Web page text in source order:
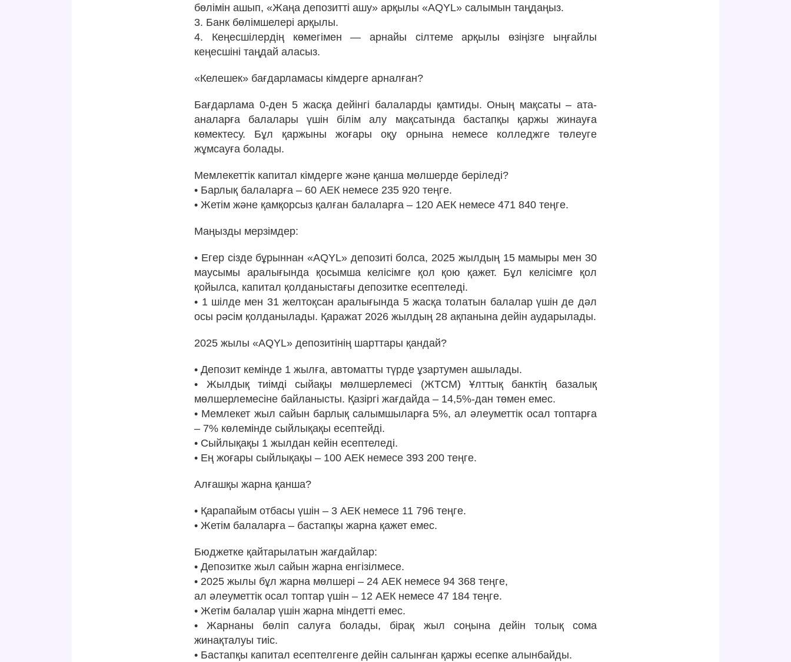
бөлімін ашып, «Жаңа депозитті ашу» арқылы «AQYL» салымын таңдаңыз.
3. Банк бөлімшелері арқылы.
4. Кеңесшілердің көмегімен — арнайы сілтеме арқылы өзіңізге ыңғайлы
кеңесшіні таңдай аласыз.
«Келешек» бағдарламасы кімдерге арналған?
Бағдарлама 0-ден 5 жасқа дейінгі балаларды қамтиды. Оның мақсаты – ата-
аналарға балалары үшін білім алу мақсатында бастапқы қаржы жинауға
көмектесу. Бұл қаржыны жоғары оқу орнына немесе колледжге төлеуге
жұмсауға болады.
Мемлекеттік капитал кімдерге және қанша мөлшерде беріледі?
• Барлық балаларға – 60 АЕК немесе 235 920 теңге.
• Жетім және қамқорсыз қалған балаларға – 120 АЕК немесе 471 840 теңге.
Маңызды мерзімдер:
• Егер сізде бұрыннан «AQYL» депозиті болса, 2025 жылдың 15 мамыры мен 30
маусымы аралығында қосымша келісімге қол қою қажет. Бұл келісімге қол
қойылса, капитал қолданыстағы депозитке есептеледі.
• 1 шілде мен 31 желтоқсан аралығында 5 жасқа толатын балалар үшін де дәл
осы рәсім қолданылады. Қаражат 2026 жылдың 28 ақпанына дейін аударылады.
2025 жылы «AQYL» депозитінің шарттары қандай?
• Депозит кемінде 1 жылға, автоматты түрде ұзартумен ашылады.
• Жылдық тиімді сыйақы мөлшерлемесі (ЖТСМ) Ұлттық банктің базалық
мөлшерлемесіне байланысты. Қазіргі жағдайда – 14,5%-дан төмен емес.
• Мемлекет жыл сайын барлық салымшыларға 5%, ал әлеуметтік осал топтарға
– 7% көлемінде сыйлықақы есептейді.
• Сыйлықақы 1 жылдан кейін есептеледі.
• Ең жоғары сыйлықақы – 100 АЕК немесе 393 200 теңге.
Алғашқы жарна қанша?
• Қарапайым отбасы үшін – 3 АЕК немесе 11 796 теңге.
• Жетім балаларға – бастапқы жарна қажет емес.
Бюджетке қайтарылатын жағдайлар:
• Депозитке жыл сайын жарна енгізілмесе.
• 2025 жылы бұл жарна мөлшері – 24 АЕК немесе 94 368 теңге,
ал әлеуметтік осал топтар үшін – 12 АЕК немесе 47 184 теңге.
• Жетім балалар үшін жарна міндетті емес.
• Жарнаны бөліп салуға болады, бірақ жыл соңына дейін толық сома
жинақталуы тиіс.
• Бастапқы капитал есептелгенге дейін салынған қаржы есепке алынбайды.